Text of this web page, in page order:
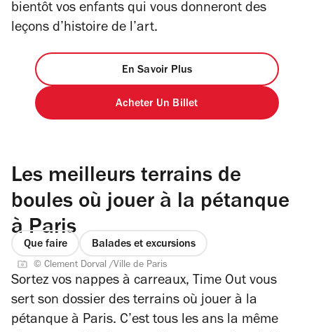
bientôt vos enfants qui vous donneront des
leçons d’histoire de l’art.
En Savoir Plus
Acheter Un Billet
Les meilleurs terrains de
boules où jouer à la pétanque
à Paris
Que faire Balades et excursions
© Clement Dorval /Ville de Paris
Sortez vos nappes à carreaux, Time Out vous
sert son dossier des terrains où jouer à la
pétanque à Paris. C’est tous les ans la même